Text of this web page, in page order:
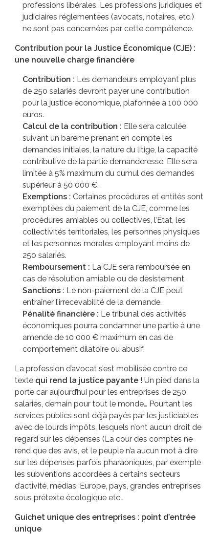
professions libérales. Les professions juridiques et
judiciaires réglementées (avocats, notaires, etc.)
ne sont pas concernées par cette compétence.
Contribution pour la Justice Économique (CJE) :
une nouvelle charge financière
Contribution : Les demandeurs employant plus
de 250 salariés devront payer une contribution
pour la justice économique, plafonnée à 100 000
euros.
Calcul de la contribution : Elle sera calculée
suivant un barème prenant en compte les
demandes initiales, la nature du litige, la capacité
contributive de la partie demanderesse. Elle sera
limitée à 5% maximum du cumul des demandes
supérieur à 50 000 €.
Exemptions : Certaines procédures et entités sont
exemptées du paiement de la CJE, comme les
procédures amiables ou collectives, l’État, les
collectivités territoriales, les personnes physiques
et les personnes morales employant moins de
250 salariés.
Remboursement : La CJE sera remboursée en
cas de résolution amiable ou de désistement.
Sanctions : Le non-paiement de la CJE peut
entraîner l’irrecevabilité de la demande.
Pénalité financière : Le tribunal des activités
économiques pourra condamner une partie à une
amende de 10 000 € maximum en cas de
comportement dilatoire ou abusif.
La profession d’avocat s’est mobilisée contre ce
texte qui rend la justice payante ! Un pied dans la
porte car aujourd’hui pour les entreprises de 250
salariés, demain pour tout le monde… Pourtant les
services publics sont déjà payés par les justiciables
avec de lourds impôts, lesquels n’ont aucun droit de
regard sur les dépenses (La cour des comptes ne
rend que des avis, et le peuple n’a aucun mot à dire
sur les dépenses parfois pharaoniques, par exemple
les subventions accordées à certains secteurs
d’activité, médias, Europe, pays, grandes entreprises
sous prétexte écologique etc…
Guichet unique des entreprises : point d’entrée
unique